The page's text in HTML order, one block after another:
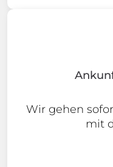
Wir gehen
mit